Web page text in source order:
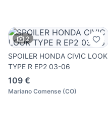
2
SPOILER HONDA CIVIC LOOK
TYPE R EP2 03-06
109 €
Mariano Comense (CO)